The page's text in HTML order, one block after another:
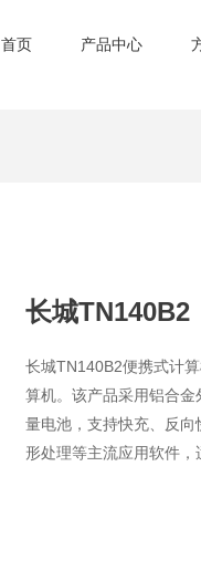
首页 产品中心
长城TN140B2
长城TN140B2便携式计
算机。该产品采用铝合
量电池，支持快充、反
形处理等主流应用软件，